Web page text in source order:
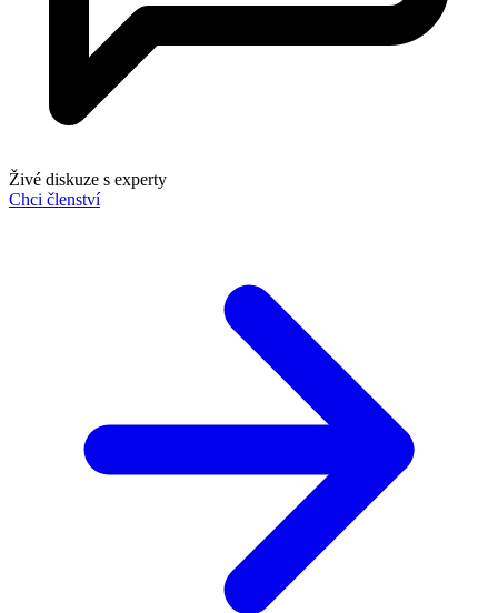
Živé diskuze s experty
Chci členství